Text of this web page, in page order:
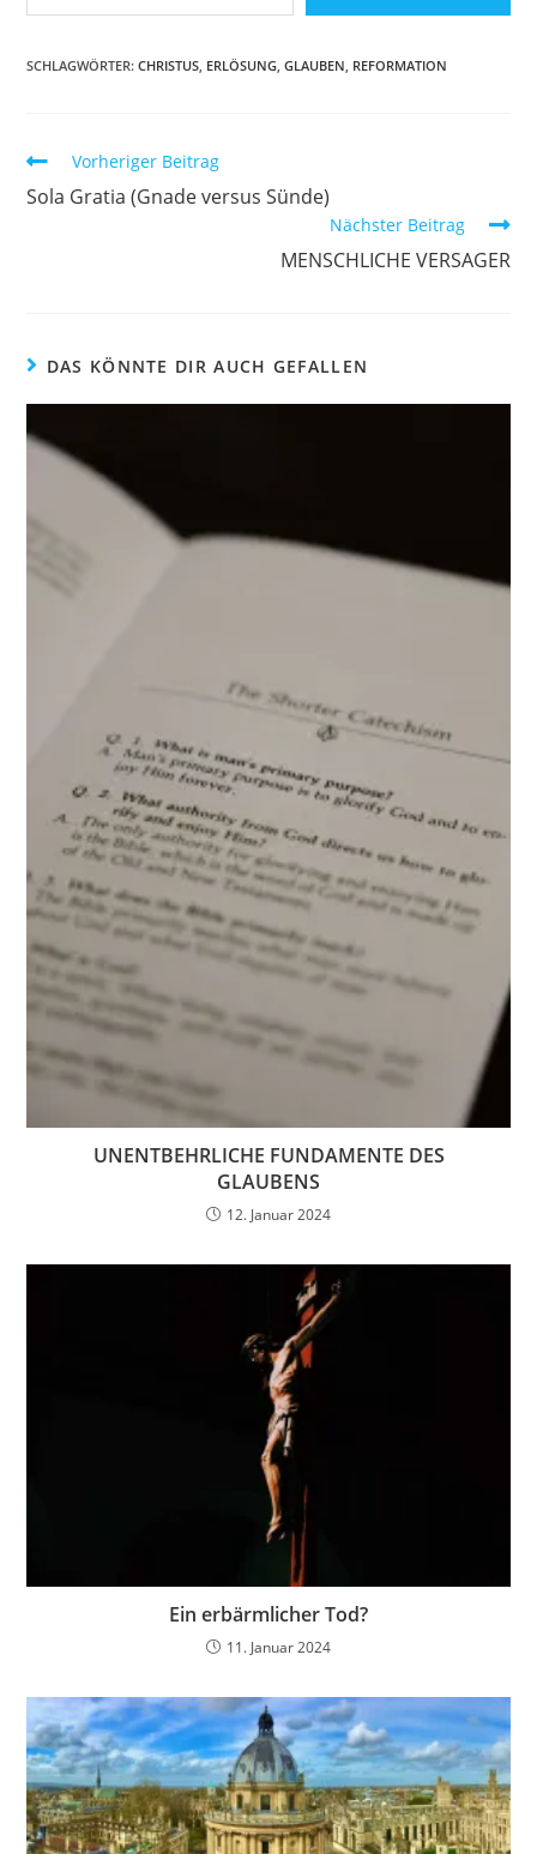
SCHLAGWÖRTER:CHRISTUS ERLÖSUNG GLAUBEN REFORMATION
Vorheriger Beitrag
Sola Gratia (Gnade versus Sünde)
Nächster Beitrag
MENSCHLICHE VERSAGER
DAS KÖNNTE DIR AUCH GEFALLEN
UNENTBEHRLICHE FUNDAMENTE DES
GLAUBENS
12. Januar 2024
Ein erbärmlicher Tod?
11. Januar 2024